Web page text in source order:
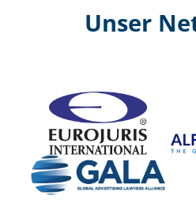
Unser